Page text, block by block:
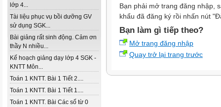
lớp 4...
Tài liệu phục vụ bồi dưỡng GV
sử dụng SGK...
Bài giảng rất sinh động. Cảm ơn
thầy N nhiều...
Kế hoạch giảng dạy lớp 4 SGK -
KNTT Môn...
Toán 1 KNTT. Bài 1 Tiết 2....
Toán 1 KNTT. Bài 1 Tiết 1....
Toán 1 KNTT. Bài Các số từ 0
Bạn phải mở trang đăng nhập,
khẩu đã đăng ký rồi nhấn nút
Bạn làm gì tiếp theo?
Mở trang đăng nhập
Quay trở lại trang trước